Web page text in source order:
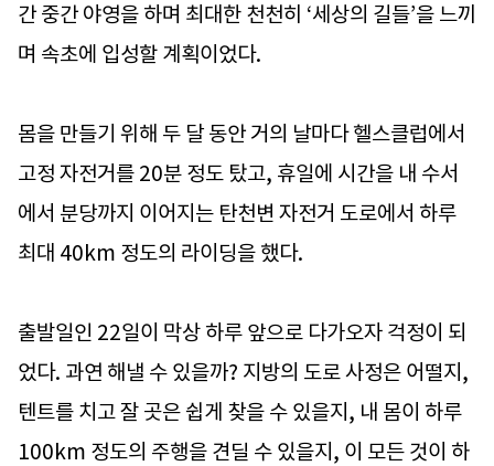
간 중간 야영을 하며 최대한 천천히 ‘세상의 길들’을 느끼
며 속초에 입성할 계획이었다.
몸을 만들기 위해 두 달 동안 거의 날마다 헬스클럽에서
고정 자전거를 20분 정도 탔고, 휴일에 시간을 내 수서
에서 분당까지 이어지는 탄천변 자전거 도로에서 하루
최대 40km 정도의 라이딩을 했다.
출발일인 22일이 막상 하루 앞으로 다가오자 걱정이 되
었다. 과연 해낼 수 있을까? 지방의 도로 사정은 어떨지,
텐트를 치고 잘 곳은 쉽게 찾을 수 있을지, 내 몸이 하루
100km 정도의 주행을 견딜 수 있을지, 이 모든 것이 하